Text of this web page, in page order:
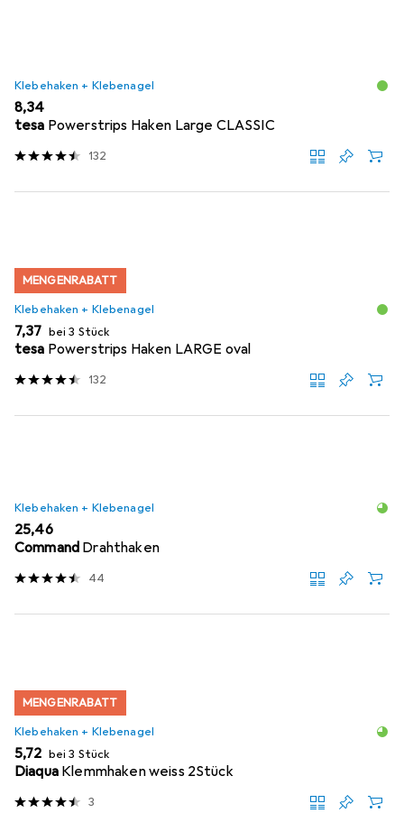
Klebehaken + Klebenagel
EUR
8,34
tesa Powerstrips Haken Large CLASSIC
132
MENGENRABATT
Klebehaken + Klebenagel
EUR
7,37 bei 3 Stück
tesa Powerstrips Haken LARGE oval
132
Klebehaken + Klebenagel
EUR
25,46
Command Drahthaken
44
MENGENRABATT
Klebehaken + Klebenagel
EUR
5,72 bei 3 Stück
Diaqua Klemmhaken weiss 2Stück
3